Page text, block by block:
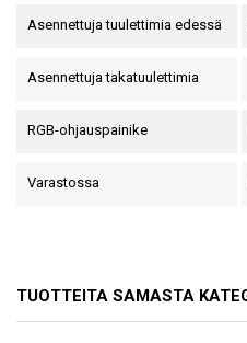
Asennettuja tuulettimia edessä
Asennettuja takatuulettimia
RGB-ohjauspainike
Varastossa
TUOTTEITA SAMASTA